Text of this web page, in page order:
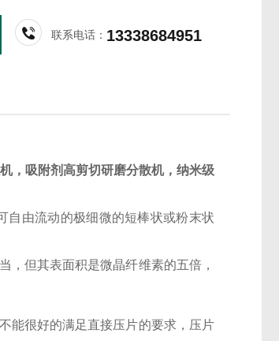
联系电话： 13338684951
，吸附剂高剪切研磨分散机，纳米级
自由流动的极细微的短棒状或粉末状
，但其表面积是微晶纤维素的五倍，
能很好的满足直接压片的要求，压片